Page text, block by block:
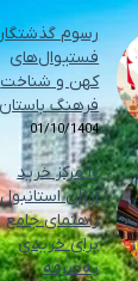
رسوم
فستیوال‌های
کهن و شناخت
فرهنگ باستان
01/10/1404
۱۰ مرکز خرید
ارزان
راهنمای جامع
برای خریدی
به‌صرفه